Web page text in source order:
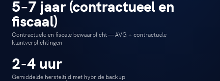
5–7 jaar (contractueel en
fiscaal)
Contractuele en fiscale bewaarplicht — AVG + contractuele
klantverplichtingen
2-4 uur
Gemiddelde hersteltijd met hybride backup